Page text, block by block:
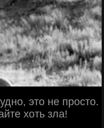
это не просто.
хоть зла!